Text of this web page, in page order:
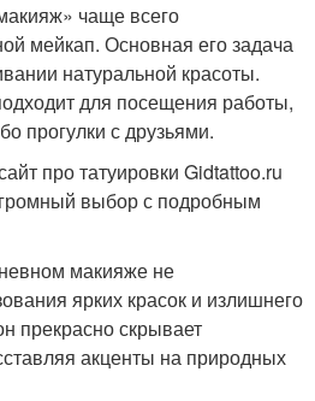
чаще всего
мейкап. Основная его задача
натуральной красоты.
для посещения работы,
прогулки с друзьями.
про татуировки Gidtattoo.ru
выбор с подробным
макияже не
ярких красок и излишнего
прекрасно скрывает
акценты на природных